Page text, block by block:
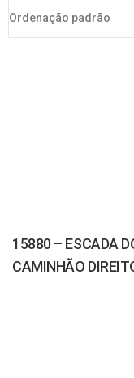
15880 – ESCADA
CAMINHÃO